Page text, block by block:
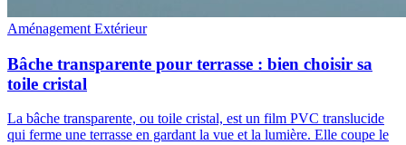
Aménagement Extérieur
Bâche transparente pour terrasse : bien choisir sa
toile cristal
La bâche transparente, ou toile cristal, est un film PVC translucide
qui ferme une terrasse en gardant la vue et la lumière. Elle coupe le